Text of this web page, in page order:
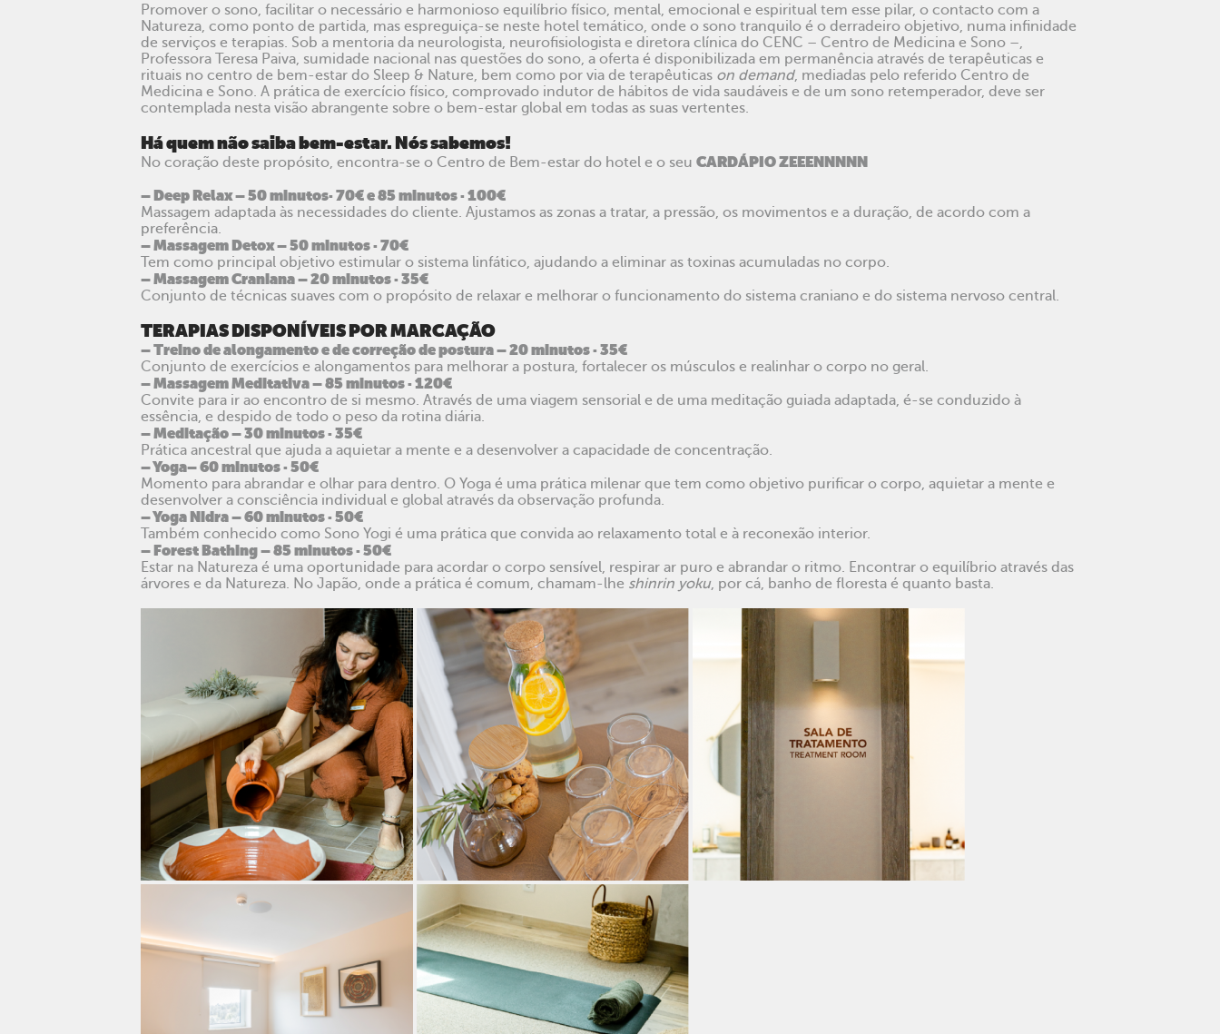
Promover o sono, facilitar o necessário e harmonioso equilíbrio físico, mental, emocional e espiritual tem esse pilar, o contacto com a
Natureza, como ponto de partida, mas espreguiça-se neste hotel temático, onde o sono tranquilo é o derradeiro objetivo, numa infinidade
de serviços e terapias. Sob a mentoria da neurologista, neurofisiologista e diretora clínica do CENC – Centro de Medicina e Sono –,
Professora Teresa Paiva, sumidade nacional nas questões do sono, a oferta é disponibilizada em permanência através de terapêuticas e
rituais no centro de bem-estar do Sleep & Nature, bem como por via de terapêuticas on demand, mediadas pelo referido Centro de
Medicina e Sono. A prática de exercício físico, comprovado indutor de hábitos de vida saudáveis e de um sono retemperador, deve ser
contemplada nesta visão abrangente sobre o bem-estar global em todas as suas vertentes.
Há quem não saiba bem-estar. Nós sabemos!
No coração deste propósito, encontra-se o Centro de Bem-estar do hotel e o seu CARDÁPIO ZEEENNNNN
– Deep Relax – 50 minutos· 70€ e 85 minutos · 100€
Massagem adaptada às necessidades do cliente. Ajustamos as zonas a tratar, a pressão, os movimentos e a duração, de acordo com a
preferência.
– Massagem Detox – 50 minutos · 70€
Tem como principal objetivo estimular o sistema linfático, ajudando a eliminar as toxinas acumuladas no corpo.
– Massagem Craniana – 20 minutos · 35€
Conjunto de técnicas suaves com o propósito de relaxar e melhorar o funcionamento do sistema craniano e do sistema nervoso central.
TERAPIAS DISPONÍVEIS POR MARCAÇÃO
– Treino de alongamento e de correção de postura – 20 minutos · 35€
Conjunto de exercícios e alongamentos para melhorar a postura, fortalecer os músculos e realinhar o corpo no geral.
– Massagem Meditativa – 85 minutos · 120€
Convite para ir ao encontro de si mesmo. Através de uma viagem sensorial e de uma meditação guiada adaptada, é-se conduzido à
essência, e despido de todo o peso da rotina diária.
– Meditação – 30 minutos · 35€
Prática ancestral que ajuda a aquietar a mente e a desenvolver a capacidade de concentração.
– Yoga– 60 minutos · 50€
Momento para abrandar e olhar para dentro. O Yoga é uma prática milenar que tem como objetivo purificar o corpo, aquietar a mente e
desenvolver a consciência individual e global através da observação profunda.
– Yoga Nidra – 60 minutos · 50€
Também conhecido como Sono Yogi é uma prática que convida ao relaxamento total e à reconexão interior.
– Forest Bathing – 85 minutos · 50€
Estar na Natureza é uma oportunidade para acordar o corpo sensível, respirar ar puro e abrandar o ritmo. Encontrar o equilíbrio através das
árvores e da Natureza. No Japão, onde a prática é comum, chamam-lhe shinrin yoku, por cá, banho de floresta é quanto basta.